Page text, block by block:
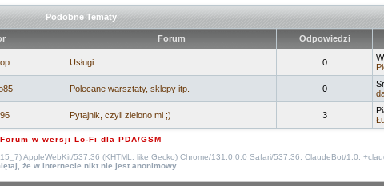
Podobne Tematy
Forum Odpowiedzi
Usługi 0
Polecane warsztaty, sklepy itp. 0
Pytajnik, czyli zielono mi ;) 3
Forum w wersji Lo-Fi dla PDA/GSM
AppleWebKit/537.36 (KHTML, like Gecko) Chrome/131.0.0.0 Safari/537.36; ClaudeBot/1.0;
że w internecie nikt nie jest anonimowy.